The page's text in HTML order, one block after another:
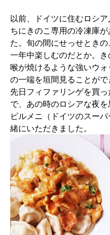
以前、ドイツに住むロシ
ちにきのこ専用の冷凍庫
た。旬の間にせっせとき
一年中楽しむのだとか。き
喉が焼けるような強いウ
の一端を垣間見ることがで
先日フィファリンゲを買
で、あの時のロシアな夜
ピルメニ（ドイツのスー
緒にいただきました。